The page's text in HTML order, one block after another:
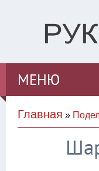
МЕНЮ
Главная »